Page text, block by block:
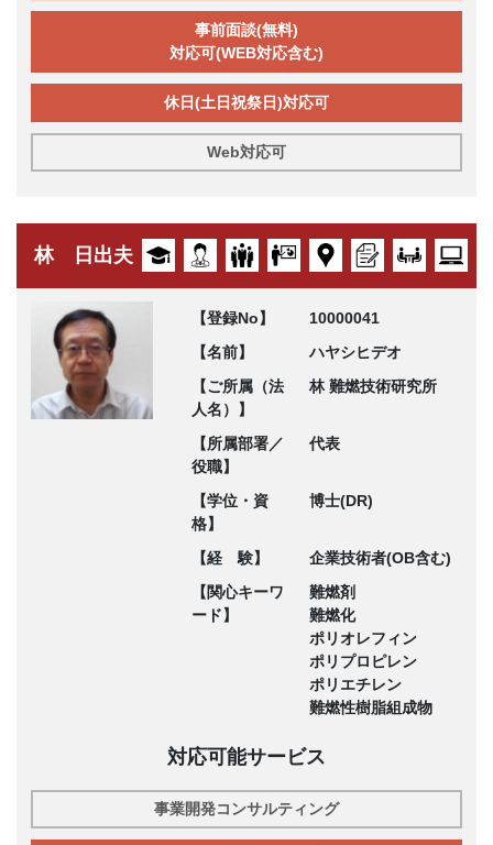
事前面談(無料)
対応可(WEB対応含む)
休日(土日祝祭日)対応可
Web対応可
林 日出夫
【登録No】
10000041
【名前】
ハヤシヒデオ
【ご所属（法
人名）】
林 難燃技術研究所
【所属部署／
役職】
代表
【学位・資
格】
博士(DR)
【経 験】
企業技術者(OB含む)
【関心キーワ
ード】
難燃剤
難燃化
ポリオレフィン
ポリプロピレン
ポリエチレン
難燃性樹脂組成物
対応可能サービス
事業開発コンサルティング